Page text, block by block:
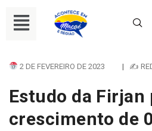
2 DE FEVEREIRO DE 2023 | ✍
Estudo da Firjan
crescimento de